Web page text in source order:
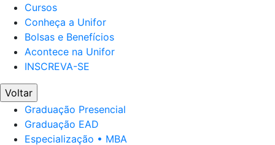
Cursos
Conheça a Unifor
Bolsas e Benefícios
Acontece na Unifor
INSCREVA-SE
Voltar
Graduação Presencial
Graduação EAD
Especialização • MBA